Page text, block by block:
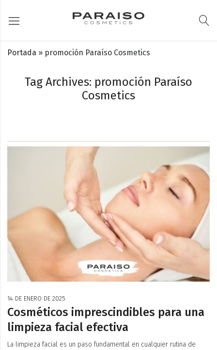
Tag Archives: promoción Paraíso
Cosmetics
Portada » promoción Paraíso Cosmetics
14 DE ENERO DE 2025
Cosméticos imprescindibles para una
limpieza facial efectiva
La limpieza facial es un paso fundamental en cualquier rutina de